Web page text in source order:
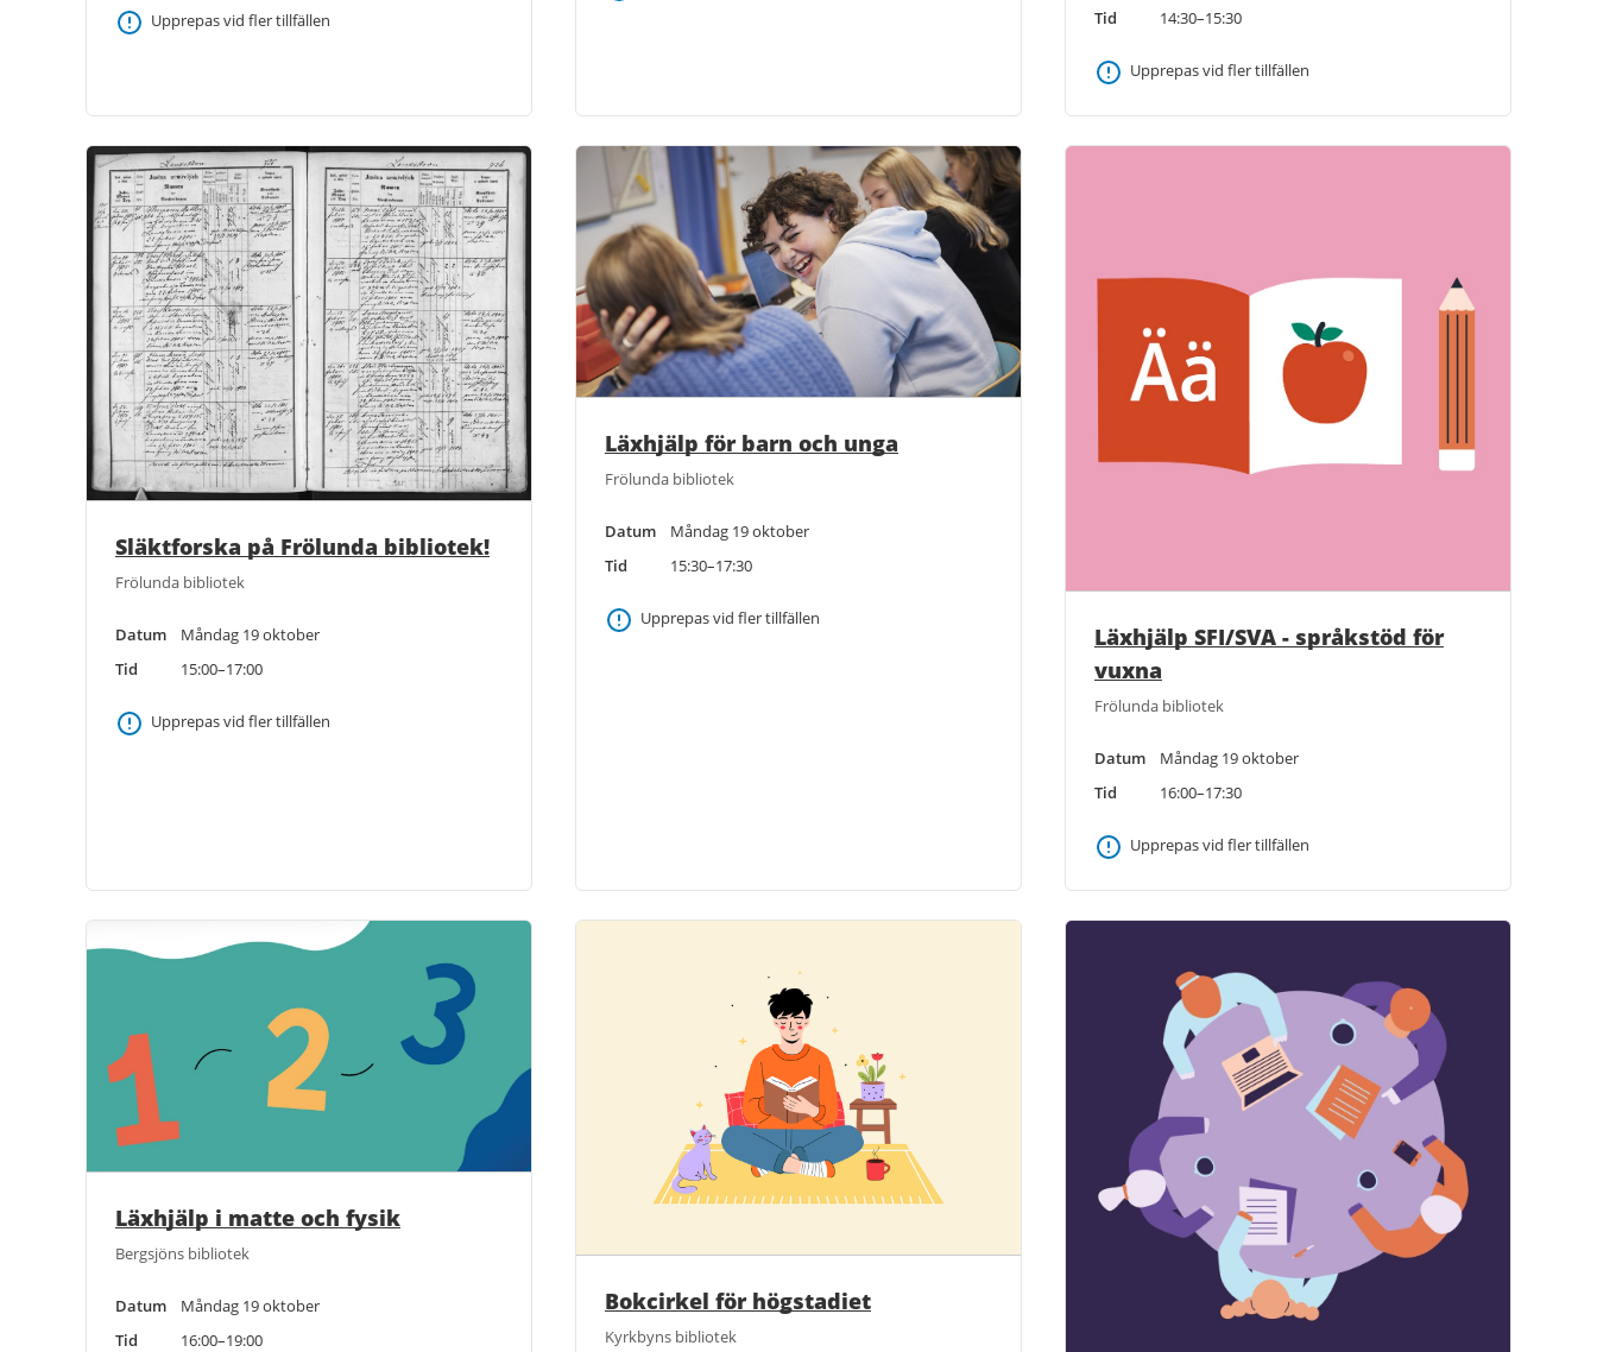
Upprepas vid fler tillfällen
Tid
14:30–15:30
Upprepas vid fler tillfällen
Släktforska på Frölunda bibliotek!
Frölunda bibliotek
Datum
Måndag 19 oktober
Tid
15:00–17:00
Upprepas vid fler tillfällen
Läxhjälp för barn och unga
Frölunda bibliotek
Datum
Måndag 19 oktober
Tid
15:30–17:30
Upprepas vid fler tillfällen
Läxhjälp SFI/SVA - språkstöd för
vuxna
Frölunda bibliotek
Datum
Måndag 19 oktober
Tid
16:00–17:30
Upprepas vid fler tillfällen
Läxhjälp i matte och fysik
Bergsjöns bibliotek
Datum
Måndag 19 oktober
Tid
16:00–19:00
Bokcirkel för högstadiet
Kyrkbyns bibliotek